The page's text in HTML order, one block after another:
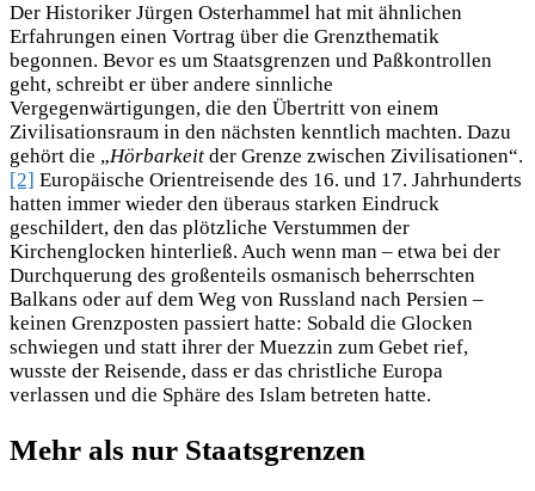
Der Historiker Jürgen Osterhammel hat mit ähnlichen
Erfahrungen einen Vortrag über die Grenzthematik
begonnen. Bevor es um Staatsgrenzen und Paßkontrollen
geht, schreibt er über andere sinnliche
Vergegenwärtigungen, die den Übertritt von einem
Zivilisationsraum in den nächsten kenntlich machten. Dazu
gehört die „Hörbarkeit der Grenze zwischen Zivilisationen“.
[2] Europäische Orientreisende des 16. und 17. Jahrhunderts
hatten immer wieder den überaus starken Eindruck
geschildert, den das plötzliche Verstummen der
Kirchenglocken hinterließ. Auch wenn man – etwa bei der
Durchquerung des großenteils osmanisch beherrschten
Balkans oder auf dem Weg von Russland nach Persien –
keinen Grenzposten passiert hatte: Sobald die Glocken
schwiegen und statt ihrer der Muezzin zum Gebet rief,
wusste der Reisende, dass er das christliche Europa
verlassen und die Sphäre des Islam betreten hatte.
Mehr als nur Staatsgrenzen